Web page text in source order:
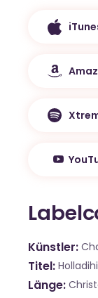
Künstler
Titel
Länge